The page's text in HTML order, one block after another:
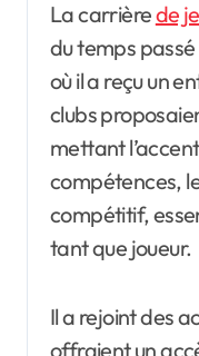
La carrièrede
du temps
où il a reçu un
clubs
mettant
compétences,
compétitif,
tant que joueur.
Il a rejoint des
offraient un